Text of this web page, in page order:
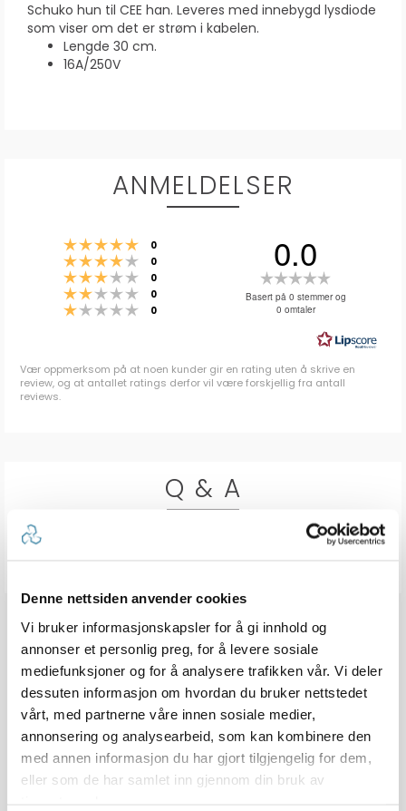
Denne nettsiden anvender cookies
Vi bruker informasjonskapsler for å gi innhold og
annonser et personlig preg, for å levere sosiale
mediefunksjoner og for å analysere trafikken vår. Vi deler
dessuten informasjon om hvordan du bruker nettstedet
vårt, med partnerne våre innen sosiale medier,
annonsering og analysearbeid, som kan kombinere den
med annen informasjon du har gjort tilgjengelig for dem,
eller som de har samlet inn gjennom din bruk av
Schuko hun til CEE han. Leveres med innebygd lysdiode
som viser om det er strøm i kabelen.
Lengde 30 cm.
16A/250V
ANMELDELSER
Karakter: 5 av 5 mulige
0
Karakter: 4 av 5 mulige
0
Karakter: 3 av 5 mulige
0
Karakter: 2 av 5 mulige
0
Karakter: 1 av 5 mulige
0
0.0
0.0
5
mulige
Basert på 0 stemmer og
0 omtaler
Vær oppmerksom på at noen kunder gir en rating uten å skrive en
review, og at antallet ratings derfor vil være forskjellig fra antall
reviews.
Q & A
Send spørsmålet ditt